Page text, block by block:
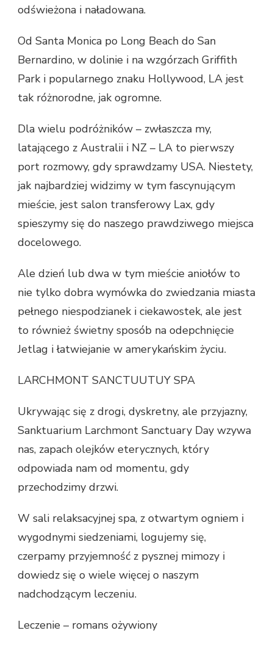
odświeżona i naładowana.
Od Santa Monica po Long Beach do San
Bernardino, w dolinie i na wzgórzach Griffith
Park i popularnego znaku Hollywood, LA jest
tak różnorodne, jak ogromne.
Dla wielu podróżników – zwłaszcza my,
latającego z Australii i NZ – LA to pierwszy
port rozmowy, gdy sprawdzamy USA. Niestety,
jak najbardziej widzimy w tym fascynującym
mieście, jest salon transferowy Lax, gdy
spieszymy się do naszego prawdziwego miejsca
docelowego.
Ale dzień lub dwa w tym mieście aniołów to
nie tylko dobra wymówka do zwiedzania miasta
pełnego niespodzianek i ciekawostek, ale jest
to również świetny sposób na odepchnięcie
Jetlag i łatwiejanie w amerykańskim życiu.
LARCHMONT SANCTUUTUY SPA
Ukrywając się z drogi, dyskretny, ale przyjazny,
Sanktuarium Larchmont Sanctuary Day wzywa
nas, zapach olejków eterycznych, który
odpowiada nam od momentu, gdy
przechodzimy drzwi.
W sali relaksacyjnej spa, z otwartym ogniem i
wygodnymi siedzeniami, logujemy się,
czerpamy przyjemność z pysznej mimozy i
dowiedz się o wiele więcej o naszym
nadchodzącym leczeniu.
Leczenie – romans ożywiony